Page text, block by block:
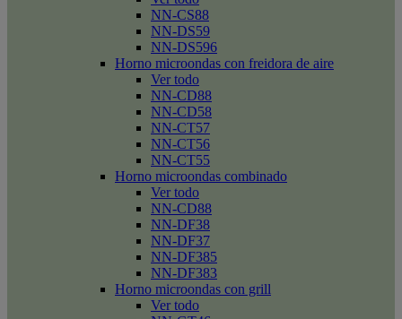
NN-CS88
NN-DS59
NN-DS596
Horno microondas con freidora de aire
Ver todo
NN-CD88
NN-CD58
NN-CT57
NN-CT56
NN-CT55
Horno microondas combinado
Ver todo
NN-CD88
NN-DF38
NN-DF37
NN-DF385
NN-DF383
Horno microondas con grill
Ver todo